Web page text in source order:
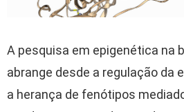
A pesquisa em epigenética na
abrange desde a regulação da
a herança de fenótipos